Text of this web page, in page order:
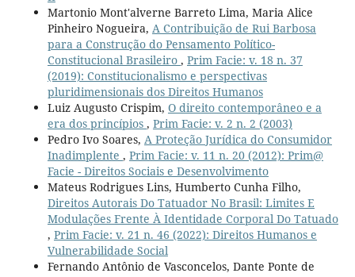
Martonio Mont'alverne Barreto Lima, Maria Alice
Pinheiro Nogueira, A Contribuição de Rui Barbosa
para a Construção do Pensamento Político-
Constitucional Brasileiro , Prim Facie: v. 18 n. 37
(2019): Constitucionalismo e perspectivas
pluridimensionais dos Direitos Humanos
Luiz Augusto Crispim, O direito contemporâneo e a
era dos princípios , Prim Facie: v. 2 n. 2 (2003)
Pedro Ivo Soares, A Proteção Jurídica do Consumidor
Inadimplente , Prim Facie: v. 11 n. 20 (2012): Prim@
Facie - Direitos Sociais e Desenvolvimento
Mateus Rodrigues Lins, Humberto Cunha Filho,
Direitos Autorais Do Tatuador No Brasil: Limites E
Modulações Frente À Identidade Corporal Do Tatuado
, Prim Facie: v. 21 n. 46 (2022): Direitos Humanos e
Vulnerabilidade Social
Fernando Antônio de Vasconcelos, Dante Ponte de